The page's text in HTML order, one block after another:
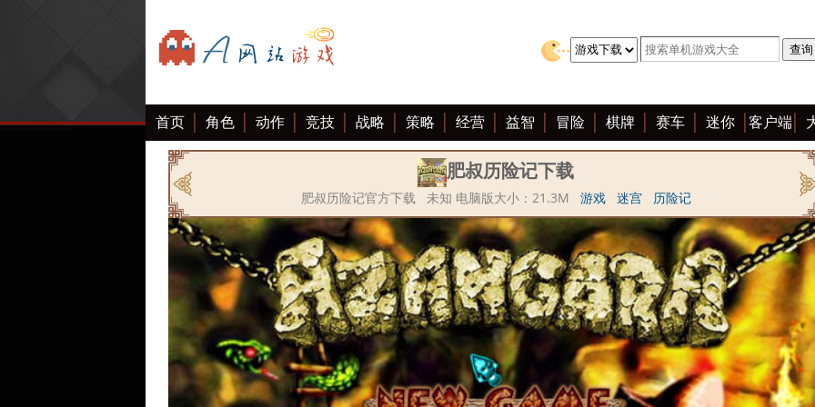
首页 角色 动作 竞技 战略 策略 经营 益智 冒险 棋牌 赛车 迷你 客户端
肥叔历险记下载
肥叔历险记官方下载 未知 电脑版大小：21.3M 游戏 迷宫 历险记